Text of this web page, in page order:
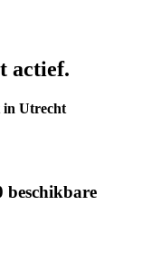
actief.
in Utrecht
beschikbare